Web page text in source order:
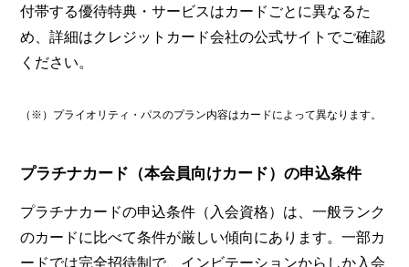
付帯する優待特典・サービスはカードごとに異なるた
め、詳細はクレジットカード会社の公式サイトでご確認
ください。
（※）プライオリティ・パスのプラン内容はカードによって異なります。
プラチナカード（本会員向けカード）の申込条件
プラチナカードの申込条件（入会資格）は、一般ランク
のカードに比べて条件が厳しい傾向にあります。一部カ
ードでは完全招待制で、インビテーションからしか入会